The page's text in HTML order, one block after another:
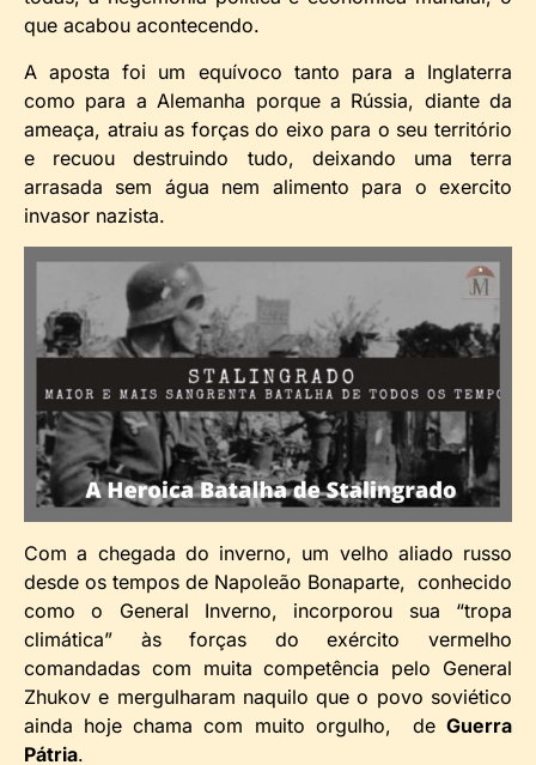
que acabou acontecendo.
A aposta foi um equívoco tanto para a Inglaterra
como para a Alemanha porque a Rússia, diante da
ameaça, atraiu as forças do eixo para o seu território
e recuou destruindo tudo, deixando uma terra
arrasada sem água nem alimento para o exercito
invasor nazista.
Com a chegada do inverno, um velho aliado russo
desde os tempos de Napoleão Bonaparte, conhecido
como o General Inverno, incorporou sua “tropa
climática” às forças do exército vermelho
comandadas com muita competência pelo General
Zhukov e mergulharam naquilo que o povo soviético
ainda hoje chama com muito orgulho, de Guerra
Pátria.